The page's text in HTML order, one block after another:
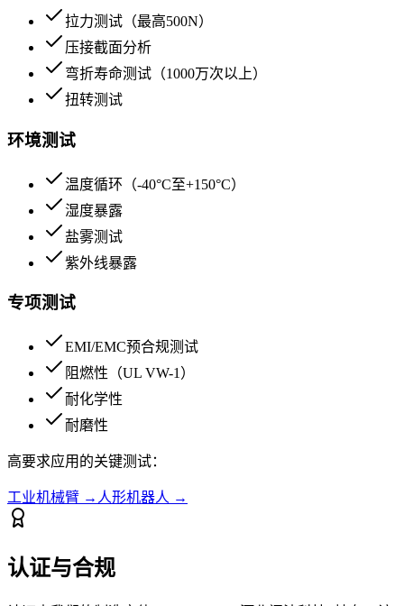
拉力测试（最高500N）
压接截面分析
弯折寿命测试（1000万次以上）
扭转测试
环境测试
温度循环（-40°C至+150°C）
湿度暴露
盐雾测试
紫外线暴露
专项测试
EMI/EMC预合规测试
阻燃性（UL VW-1）
耐化学性
耐磨性
高要求应用的关键测试：
工业机械臂 → 人形机器人 →
认证与合规